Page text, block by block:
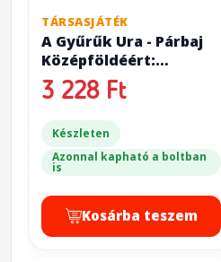
TÁRSASJÁTÉK
A Gyűrűk Ura - Párbaj
Középföldéért:
Szövetségesek ( The
Lord of the Rings: Duel
Allies)
3 228 Ft
Készleten
Azonnal kapható a boltban
is
Kosárba teszem